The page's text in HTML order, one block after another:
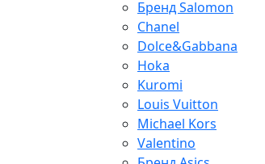
Бренд Salomon
Chanel
Dolce&Gabbana
Hoka
Kuromi
Louis Vuitton
Michael Kors
Valentino